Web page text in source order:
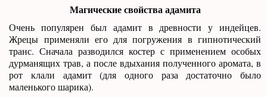
Магические свойства адамита
Очень популярен был адамит в древности у индейцев.
Жрецы применяли его для погружения в гипнотический
транс. Сначала разводился костер с применением особых
дурманящих трав, а после вдыхания полученного аромата, в
рот клали адамит (для одного раза достаточно было
маленького шарика).